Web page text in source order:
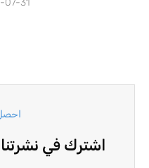
07-31
اشترك في نشرتنا